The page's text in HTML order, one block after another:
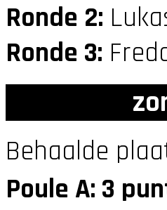
Ronde 2:
Ronde 3:
Behaalde
Poule A: 3